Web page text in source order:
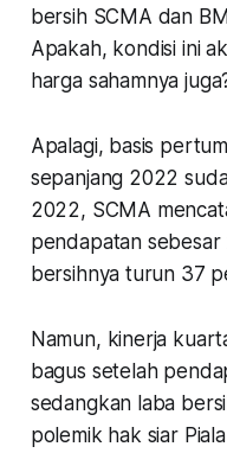
bersih SCMA dan
Apakah, kondisi ini
harga sahamnya
Apalagi, basis
sepanjang 2022
2022, SCMA
pendapatan
bersihnya turun 37
Namun, kinerja
bagus setelah
sedangkan laba
polemik hak siar